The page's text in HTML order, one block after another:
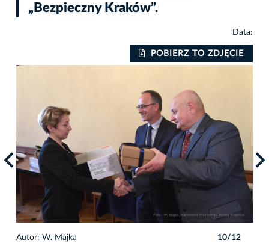
„Bezpieczny Kraków”.
Data:
POBIERZ TO ZDJĘCIE
Autor: W. Majka 10/12